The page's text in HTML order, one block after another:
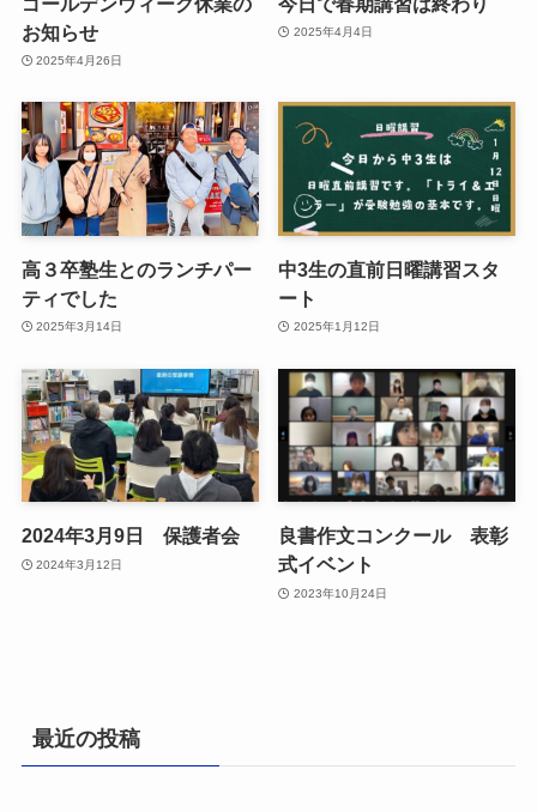
お知らせ
2025年4月26日
2025年4月4日
高３卒塾生とのランチパー
ティでした
2025年3月14日
中3生の直前日曜講習スタ
ート
2025年1月12日
2024年3月9日 保護者会
2024年3月12日
良書作文コンクール 表彰
式イベント
2023年10月24日
最近の投稿